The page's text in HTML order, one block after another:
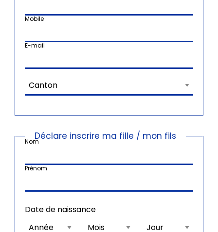
Mobile
E-mail
Déclare inscrire ma fille / mon fils
Nom
Prénom
Date de naissance